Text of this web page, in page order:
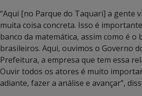
“Aqui [no Parque do Taquari] a gente
muita coisa concreta. Isso é
banco da matemática, assim como é o
brasileiros. Aqui, ouvimos o Governo
Prefeitura, a empresa que tem essa
Ouvir todos os atores é muito
adiante, fazer a análise e avançar”,